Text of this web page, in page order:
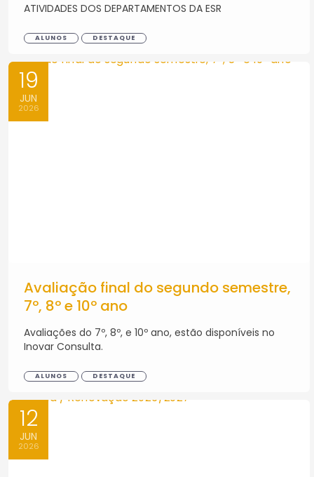
ATIVIDADES DOS DEPARTAMENTOS DA ESR
ALUNOS DESTAQUE
19
JUN
2026
Avaliação final do segundo semestre,
7º, 8º e 10º ano
Avaliações do 7º, 8º, e 10º ano, estão disponíveis no
Inovar Consulta.
ALUNOS DESTAQUE
12
JUN
2026